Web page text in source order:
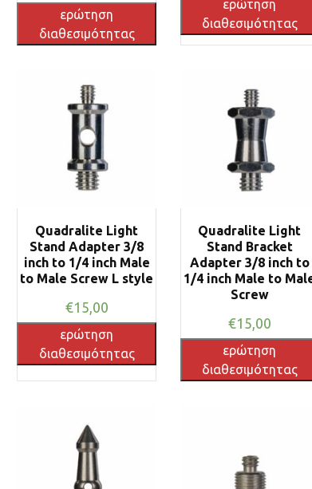
ερώτηση
διαθεσιμότητας
ερώτηση
διαθεσιμότητας
Quadralite Light
Stand Adapter 3/8
inch to 1/4 inch Male
to Male Screw L style
€15,00
ερώτηση
διαθεσιμότητας
Quadralite Light
Stand Bracket
Adapter 3/8 inch to
1/4 inch Male to
Screw
€15,00
ερώτηση
διαθεσιμότητας